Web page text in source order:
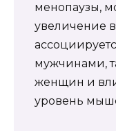
менопаузы,
увеличение
мужчинами,
женщин и
уровень